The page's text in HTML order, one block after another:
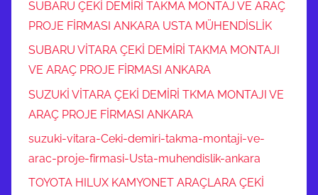
SUBARU ÇEKİ DEMİRİ TAKMA MONTAJ VE ARAÇ
PROJE FİRMASI ANKARA USTA MÜHENDİSLİK
SUBARU VİTARA ÇEKİ DEMİRİ TAKMA MONTAJI
VE ARAÇ PROJE FİRMASI ANKARA
SUZUKİ VİTARA ÇEKİ DEMİRİ TKMA MONTAJI VE
ARAÇ PROJE FİRMASI ANKARA
suzuki-vitara-Ceki-demiri-takma-montaji-ve-
arac-proje-firmasi-Usta-muhendislik-ankara
TOYOTA HILUX KAMYONET ARAÇLARA ÇEKİ